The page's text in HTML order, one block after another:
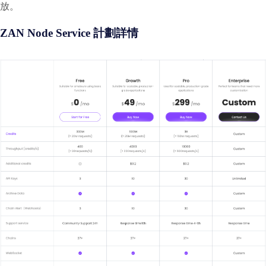
放。
ZAN Node Service 計劃詳情